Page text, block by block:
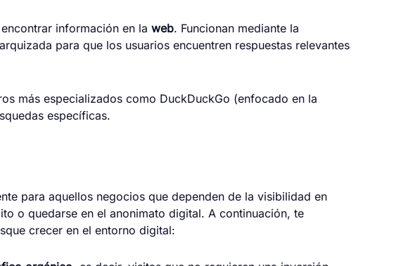
información en la web. Funcionan mediante la
para que los usuarios encuentren respuestas relevantes
más especializados como DuckDuckGo (enfocado en la
específicas.
para aquellos negocios que dependen de la visibilidad en
o quedarse en el anonimato digital. A continuación, te
crecer en el entorno digital: